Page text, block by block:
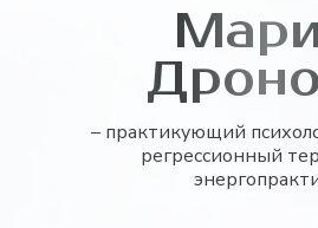
– практикующий
регрессионный